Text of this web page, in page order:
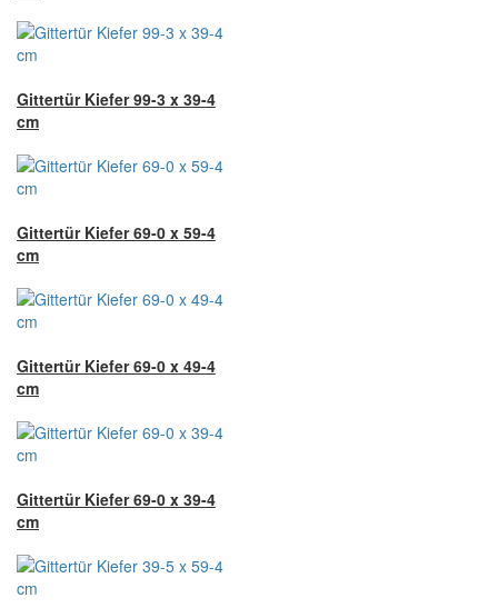
Gittertür Kiefer 99-3 x 39-4
cm
Gittertür Kiefer 69-0 x 59-4
cm
Gittertür Kiefer 69-0 x 49-4
cm
Gittertür Kiefer 69-0 x 39-4
cm